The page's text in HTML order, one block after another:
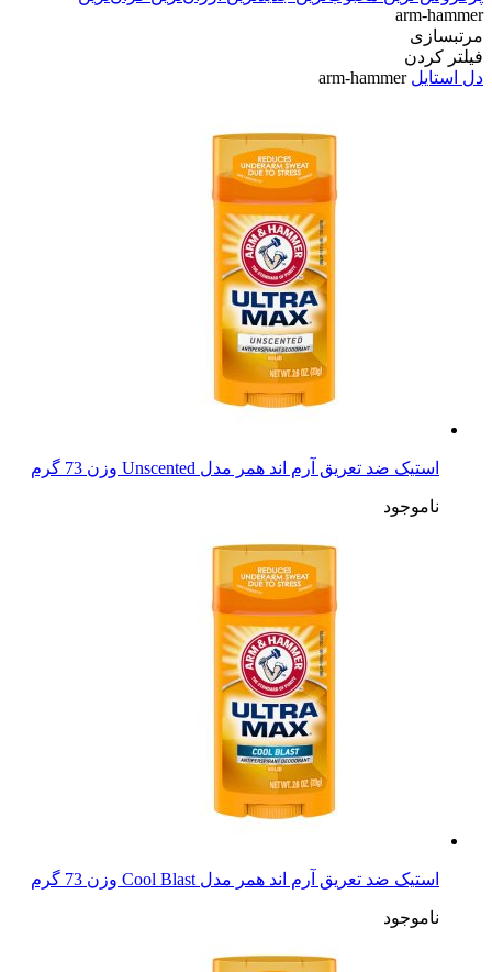
arm-hammer
مرتبسازی
فیلتر کردن
دل استایل arm-hammer
استیک ضد تعریق آرم اند همر مدل Unscented وزن 73 گرم
ناموجود
استیک ضد تعریق آرم اند همر مدل Cool Blast وزن 73 گرم
ناموجود